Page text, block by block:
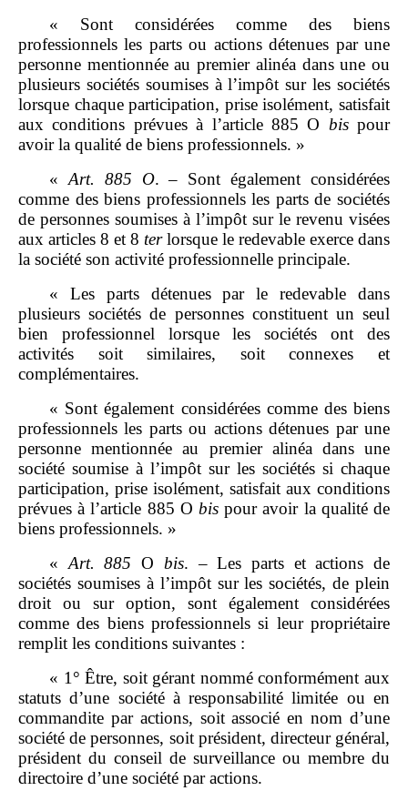
« Sont considérées comme des biens
professionnels les parts ou actions détenues par une
personne mentionnée au premier alinéa dans une ou
plusieurs sociétés soumises à l’impôt sur les sociétés
lorsque chaque participation, prise isolément, satisfait
aux conditions prévues à l’article 885 O bispour
avoir la qualité de biens professionnels. »
« Art. 885 O. – Sont également considérées
comme des biens professionnels les parts de sociétés
de personnes soumises à l’impôt sur le revenu visées
aux articles 8 et 8 terlorsque le redevable exerce dans
la société son activité professionnelle principale.
« Les parts détenues par le redevable dans
plusieurs sociétés de personnes constituent un seul
bien professionnel lorsque les sociétés ont des
activités soit similaires, soit connexes et
complémentaires.
« Sont également considérées comme des biens
professionnels les parts ou actions détenues par une
personne mentionnée au premier alinéa dans une
société soumise à l’impôt sur les sociétés si chaque
participation, prise isolément, satisfait aux conditions
prévues à l’article 885 O bis pour avoir la qualité de
biens professionnels. »
« Art. 885 O bis. – Les parts et actions de
sociétés soumises à l’impôt sur les sociétés, de plein
droit ou sur option, sont également considérées
comme des biens professionnels si leur propriétaire
remplit les conditions suivantes :
« 1° Être, soit gérant nommé conformément aux
statuts d’une société à responsabilité limitée ou en
commandite par actions, soit associé en nom d’une
société de personnes, soit président, directeur général,
président du conseil de surveillance ou membre du
directoire d’une société par actions.